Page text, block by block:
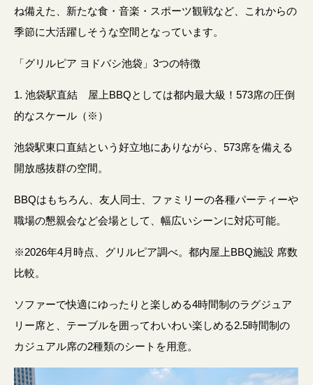
ね備えた、新たな食・音楽・スポーツ観戦など、これからの
季節に大活躍しそうな空間となっています。
「グリルピア ヨドバシ池袋」3つの特徴
1. 池袋駅直結 屋上BBQとしては都内最大級！573席の圧倒
的なスケール（※）
池袋駅東口直結という好立地にありながら、573席を備える
開放感抜群の空間。
BBQはもちろん、友人同士、ファミリーの各種パーティーや
職場の懇親会など会場として、幅広いシーンに対応可能。
※2026年4月時点、グリルピア調べ。都内屋上BBQ施設 席数
比較。
ソファーで快適にゆったりと楽しめる4時間制のラグジュア
リー席と、テーブルを囲ってわいわい楽しめる2.5時間制の
カジュアル席の2種類のシートを用意。